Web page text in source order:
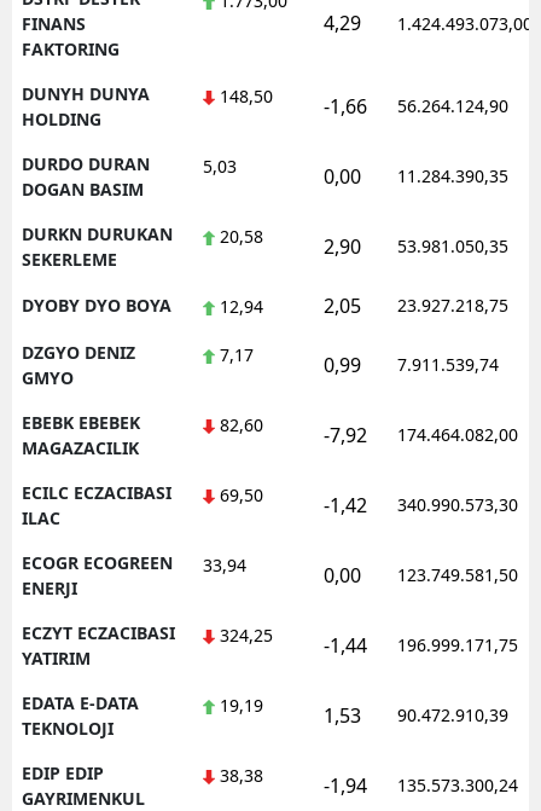
FINANS
FAKTORING
4,29 1.424.493.073,00
DUNYH DUNYA
HOLDING
148,50 -1,66 56.264.124,90
DURDO DURAN
DOGAN BASIM
5,03 0,00 11.284.390,35
DURKN DURUKAN
SEKERLEME
20,58 2,90 53.981.050,35
DYOBY DYO BOYA 12,94 2,05 23.927.218,75
DZGYO DENIZ
GMYO
7,17 0,99 7.911.539,74
EBEBK EBEBEK
MAGAZACILIK
82,60 -7,92 174.464.082,00
ECILC ECZACIBASI
ILAC
69,50 -1,42 340.990.573,30
ECOGR ECOGREEN
ENERJI
33,94 0,00 123.749.581,50
ECZYT ECZACIBASI
YATIRIM
324,25 -1,44 196.999.171,75
EDATA E-DATA
TEKNOLOJI
19,19 1,53 90.472.910,39
EDIP EDIP
GAYRIMENKUL
38,38 -1,94 135.573.300,24